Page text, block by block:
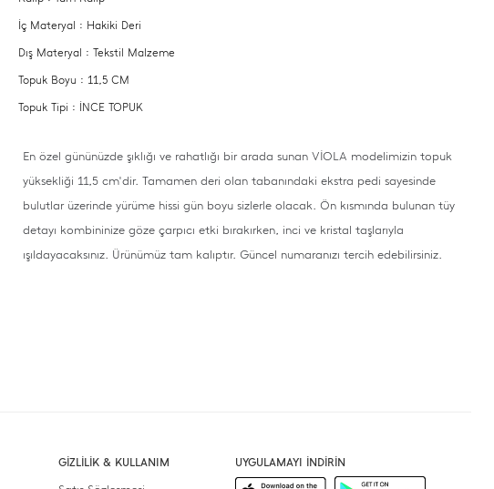
İç Materyal : Hakiki Deri
Dış Materyal : Tekstil Malzeme
Topuk Boyu : 11,5 CM
Topuk Tipi : İNCE TOPUK
En özel gününüzde şıklığı ve rahatlığı bir arada sunan VİOLA modelimizin topuk
yüksekliği 11,5 cm'dir. Tamamen deri olan tabanındaki ekstra pedi sayesinde
bulutlar üzerinde yürüme hissi gün boyu sizlerle olacak. Ön kısmında bulunan tüy
detayı kombininize göze çarpıcı etki bırakırken, inci ve kristal taşlarıyla
ışıldayacaksınız. Ürünümüz tam kalıptır. Güncel numaranızı tercih edebilirsiniz.
GİZLİLİK & KULLANIM UYGULAMAYI İNDİRİN